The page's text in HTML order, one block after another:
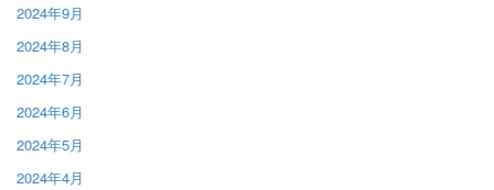
2024年9月
2024年8月
2024年7月
2024年6月
2024年5月
2024年4月